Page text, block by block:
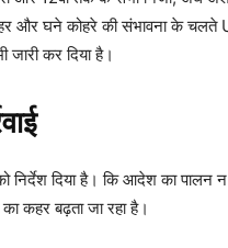
और घने कोहरे की संभावना के
कर दिया है।
निर्देश दिया है। कि आदेश का
कहर बढ़ता जा रहा है।